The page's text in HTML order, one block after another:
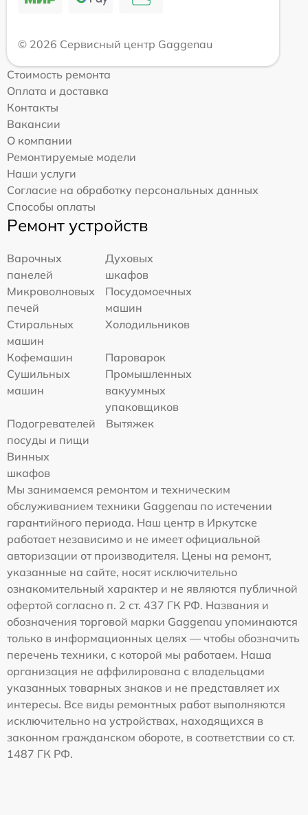
© 2026 Сервисный центр Gaggenau
Стоимость ремонта
Оплата и доставка
Контакты
Вакансии
О компании
Ремонтируемые модели
Наши услуги
Согласие на обработку персональных данных
Способы оплаты
Ремонт устройств
Варочных
панелей
Духовых
шкафов
Микроволновых
печей
Посудомоечных
машин
Стиральных
машин
Холодильников
Кофемашин
Пароварок
Сушильных
машин
Промышленных
вакуумных
упаковщиков
Подогревателей
посуды и пищи
Вытяжек
Винных
шкафов
Мы занимаемся ремонтом и техническим
обслуживанием техники Gaggenau по истечении
гарантийного периода. Наш центр в Иркутске
работает независимо и не имеет официальной
авторизации от производителя. Цены на ремонт,
указанные на сайте, носят исключительно
ознакомительный характер и не являются публичной
офертой согласно п. 2 ст. 437 ГК РФ. Названия и
обозначения торговой марки Gaggenau упоминаются
только в информационных целях — чтобы обозначить
перечень техники, с которой мы работаем. Наша
организация не аффилирована с владельцами
указанных товарных знаков и не представляет их
интересы. Все виды ремонтных работ выполняются
исключительно на устройствах, находящихся в
законном гражданском обороте, в соответствии со ст.
1487 ГК РФ.